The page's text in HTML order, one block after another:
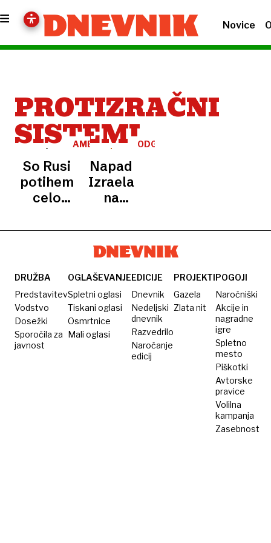
Novice
PROTIZRAČNI
SISTEMI
AMERIŠKI
So Rusi
potihem
celo
da je
v
Venezueli
odpovedal?
ODGOVOR
Napad
Izraela
na
zračni
napadi
pretresli
jemensko
prestolnico
DRUŽBA
Predstavitev
Vodstvo
Dosežki
Sporočila za
javnost
OGLAŠEVANJE
Spletni oglasi
Tiskani oglasi
Osmrtnice
Mali oglasi
EDICIJE
Dnevnik
Nedeljski
dnevnik
Razvedrilo
Naročanje
edicij
PROJEKTI
Gazela
Zlata nit
POGOJI
Naročniški
Akcije in
nagradne
igre
Spletno
mesto
Piškotki
Avtorske
pravice
Volilna
kampanja
Zasebnost